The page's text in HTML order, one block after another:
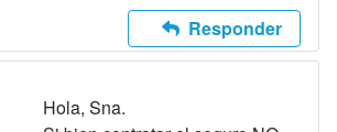
Responder
Hola, Sna.